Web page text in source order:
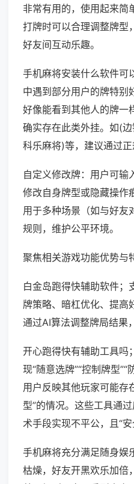
非常有用的，使用起来简
打牌时可以合理调整牌型
好友间互动乐趣。
手机麻将安装什么软件可
中遇到部分用户的牌特别
好像能看到其他人的牌一
确实存在此类外挂。如(
科乐麻将)等，建议通过正
自定义修改牌：用户可输
修改自身牌型或隐藏操作
用于多种场景（如与好友
规则，维护公平环境。
聚焦相关游戏功能优势与
白金岛跑得快辅助软件；
牌策略、暗杠优化、提高
通过AI算法调整牌局结果
开心跑得快有辅助工具吗
现“随意选牌”“控制牌型
用户反映其他玩家可能存
型”的情况。这些工具通
术手段实现不平公，且“安
手机麻将充分满足随身娱
枯燥，好友开黑欢乐加倍